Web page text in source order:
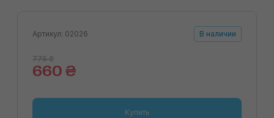
Артикул: 02026 В наличии
775 ₴
660 ₴
Купить